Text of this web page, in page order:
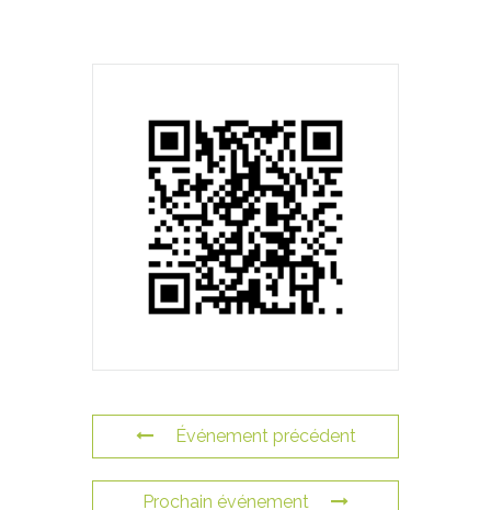
Événement précédent
Prochain événement